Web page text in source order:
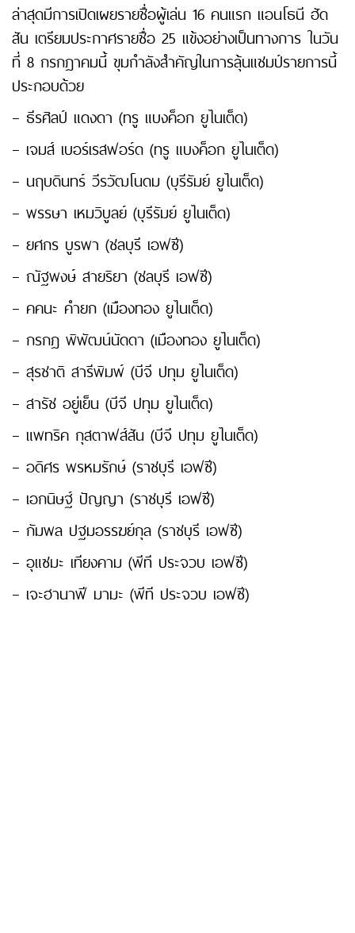
ล่าสุดมีการเปิดเผยรายชื่อผู้เล่น 16 คนแรก แอนโธนี ฮัด
สัน เตรียมประกาศรายชื่อ 25 แข้งอย่างเป็นทางการ ในวัน
ที่ 8 กรกฎาคมนี้ ขุมกำลังสำคัญในการลุ้นแชมป์รายการนี้
ประกอบด้วย
– ธีรศิลป์ แดงดา (ทรู แบงค็อก ยูไนเต็ด)
– เจมส์ เบอร์เรสฟอร์ด (ทรู แบงค็อก ยูไนเต็ด)
– นฤบดินทร์ วีรวัฒโนดม (บุรีรัมย์ ยูไนเต็ด)
– พรรษา เหมวิบูลย์ (บุรีรัมย์ ยูไนเต็ด)
– ยศกร บูรพา (ชลบุรี เอฟซี)
– ณัฐพงษ์ สายริยา (ชลบุรี เอฟซี)
– คคนะ คำยก (เมืองทอง ยูไนเต็ด)
– กรกฎ พิพัฒน์นัดดา (เมืองทอง ยูไนเต็ด)
– สุรชาติ สารีพิมพ์ (บีจี ปทุม ยูไนเต็ด)
– สารัช อยู่เย็น (บีจี ปทุม ยูไนเต็ด)
– แพทริค กุสตาฟส์สัน (บีจี ปทุม ยูไนเต็ด)
– อดิศร พรหมรักษ์ (ราชบุรี เอฟซี)
– เอกนิษฐ์ ปัญญา (ราชบุรี เอฟซี)
– กัมพล ปฐมอรรฆย์กุล (ราชบุรี เอฟซี)
– อุแซมะ เทียงคาม (พีที ประจวบ เอฟซี)
– เจะฮานาฟี มามะ (พีที ประจวบ เอฟซี)